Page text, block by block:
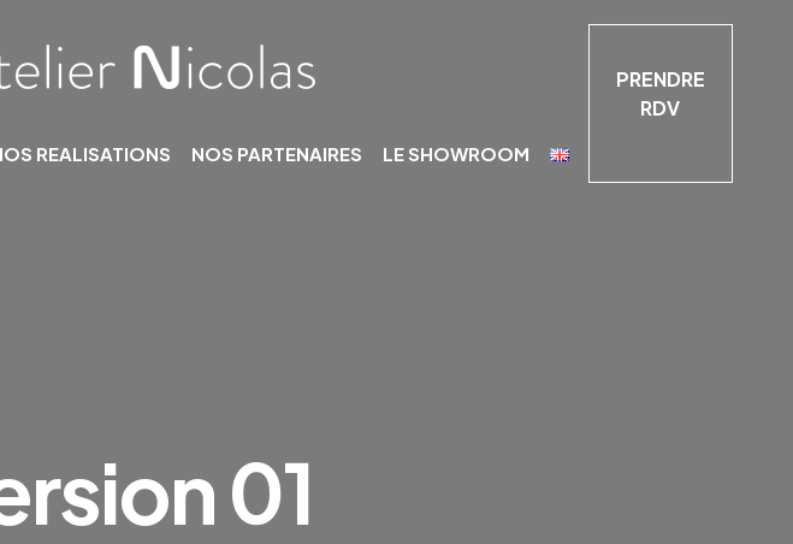
REALISATIONS NOS PARTENAIRES LE SHOWROOM
PRENDRE
RDV
01